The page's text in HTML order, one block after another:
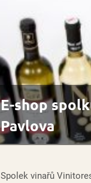
E-shop
Pavlova
Spolek vinařů